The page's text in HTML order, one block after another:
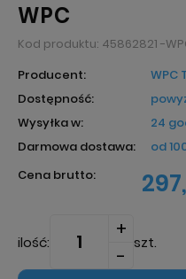
WPC
Kod produktu: 45862821 -
Producent:
WPC
Dostępność:
Wysyłka w:
24
Darmowa dostawa:
od
Cena brutto:
ilość: szt.